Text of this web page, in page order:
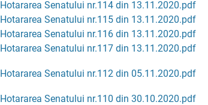
Hotararea Senatului nr.114 din 13.11.2020.pdf
Hotararea Senatului nr.115 din 13.11.2020.pdf
Hotararea Senatului nr.116 din 13.11.2020.pdf
Hotararea Senatului nr.117 din 13.11.2020.pdf
Hotararea Senatului nr.112 din 05.11.2020.pdf
Hotararea Senatului nr.110 din 30.10.2020.pdf